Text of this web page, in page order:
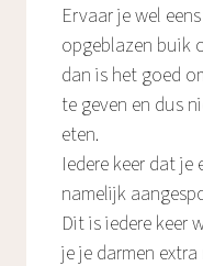
Ervaar je wel
opgeblazen buik
dan is het goed
te geven en dus
eten.
Iedere keer dat
namelijk
Dit is iedere keer
je je darmen